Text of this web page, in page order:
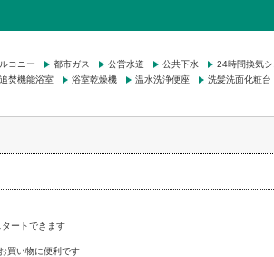
コニー 都市ガス 公営水道 公共下水
24時間換気
追焚機能浴室 浴室乾燥機 温水洗浄便座 洗髪洗面化粧台
ートできます
買い物に便利です